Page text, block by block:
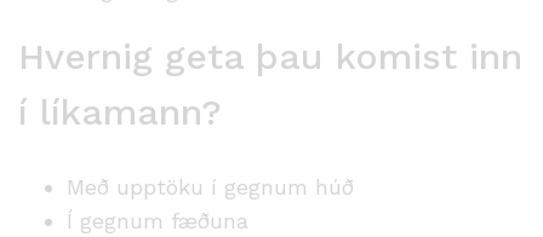
Hvernig geta þau komist inn
í líkamann?
Með upptöku í gegnum húð
Í gegnum fæðuna